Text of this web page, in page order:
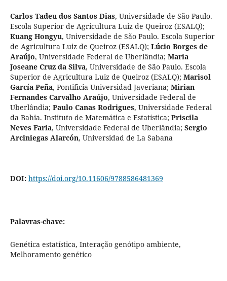
Carlos Tadeu dos Santos Dias, Universidade de São Paulo.
Escola Superior de Agricultura Luiz de Queiroz (ESALQ);
Kuang Hongyu, Universidade de São Paulo. Escola Superior
de Agricultura Luiz de Queiroz (ESALQ); Lúcio Borges de
Araújo, Universidade Federal de Uberlândia; Maria
Joseane Cruz da Silva, Universidade de São Paulo. Escola
Superior de Agricultura Luiz de Queiroz (ESALQ); Marisol
García Peña, Pontificia Universidad Javeriana; Mirian
Fernandes Carvalho Araújo, Universidade Federal de
Uberlândia; Paulo Canas Rodrigues, Universidade Federal
da Bahia. Instituto de Matemática e Estatística; Priscila
Neves Faria, Universidade Federal de Uberlândia; Sergio
Arciniegas Alarcón, Universidad de La Sabana
DOI: https://doi.org/10.11606/9788586481369
Palavras-chave:
Genética estatística, Interação genótipo ambiente,
Melhoramento genético